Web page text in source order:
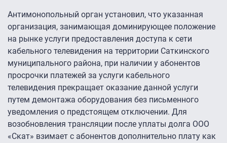
Антимонопольный орган установил, что указанная
организация, занимающая доминирующее положение
на рынке услуги предоставления доступа к сети
кабельного телевидения на территории Саткинского
муниципального района, при наличии у абонентов
просрочки платежей за услуги кабельного
телевидения прекращает оказание данной услуги
путем демонтажа оборудования без письменного
уведомления о предстоящем отключении. Для
возобновления трансляции после уплаты долга ООО
«Скат» взимает с абонентов дополнительно плату как